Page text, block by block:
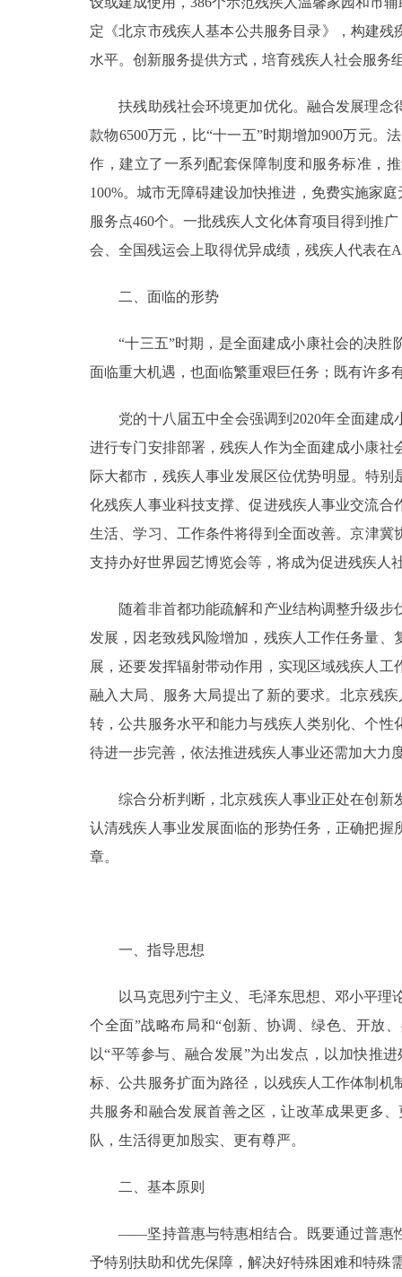
定《北京市残疾人基本公共服务目录》，构建
水平。创新服务提供方式，培育残疾人社会服务
扶残助残社会环境更加优化。融合发展理念
款物6500万元，比“十一五”时期增加900万元
作，建立了一系列配套保障制度和服务标准，
100%。城市无障碍建设加快推进，免费实施家
服务点460个。一批残疾人文化体育项目得到推
会、全国残运会上取得优异成绩，残疾人代表在
二、面临的形势
“十三五”时期，是全面建成小康社会的决胜
面临重大机遇，也面临繁重艰巨任务；既有许多
党的十八届五中全会强调到2020年全面建成
进行专门安排部署，残疾人作为全面建成小康
际大都市，残疾人事业发展区位优势明显。特
化残疾人事业科技支撑、促进残疾人事业交流
生活、学习、工作条件将得到全面改善。京津
支持办好世界园艺博览会等，将成为促进残疾人
随着非首都功能疏解和产业结构调整升级步
发展，因老致残风险增加，残疾人工作任务量
展，还要发挥辐射带动作用，实现区域残疾人
融入大局、服务大局提出了新的要求。北京残
转，公共服务水平和能力与残疾人类别化、个
待进一步完善，依法推进残疾人事业还需加大力
综合分析判断，北京残疾人事业正处在创新
认清残疾人事业发展面临的形势任务，正确把
章。
一、指导思想
以马克思列宁主义、毛泽东思想、邓小平理论
个全面”战略布局和“创新、协调、绿色、开放
以“平等参与、融合发展”为出发点，以加快推
标、公共服务扩面为路径，以残疾人工作体制
共服务和融合发展首善之区，让改革成果更多
队，生活得更加殷实、更有尊严。
二、基本原则
——坚持普惠与特惠相结合。既要通过普惠性
予特别扶助和优先保障，解决好特殊困难和特殊